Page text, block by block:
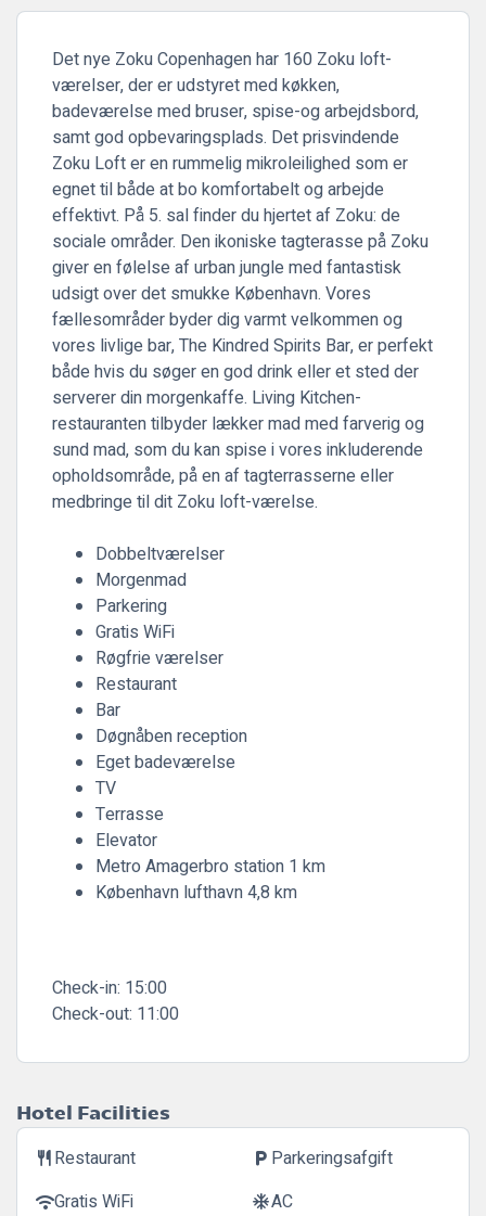
Det nye Zoku Copenhagen har 160 Zoku loft-
værelser, der er udstyret med køkken,
badeværelse med bruser, spise-og arbejdsbord,
samt god opbevaringsplads. Det prisvindende
Zoku Loft er en rummelig mikroleilighed som er
egnet til både at bo komfortabelt og arbejde
effektivt. På 5. sal finder du hjertet af Zoku: de
sociale områder. Den ikoniske tagterasse på Zoku
giver en følelse af urban jungle med fantastisk
udsigt over det smukke København. Vores
fællesområder byder dig varmt velkommen og
vores livlige bar, The Kindred Spirits Bar, er perfekt
både hvis du søger en god drink eller et sted der
serverer din morgenkaffe. Living Kitchen-
restauranten tilbyder lækker mad med farverig og
sund mad, som du kan spise i vores inkluderende
opholdsområde, på en af tagterrasserne eller
medbringe til dit Zoku loft-værelse.
Dobbeltværelser
Morgenmad
Parkering
Gratis WiFi
Røgfrie værelser
Restaurant
Bar
Døgnåben reception
Eget badeværelse
TV
Terrasse
Elevator
Metro Amagerbro station 1 km
København lufthavn 4,8 km
Check-in: 15:00
Check-out: 11:00
Hotel Facilities
restaurantRestaurant local_parking Parkeringsafgift
wifiGratis WiFi ac_unitAC